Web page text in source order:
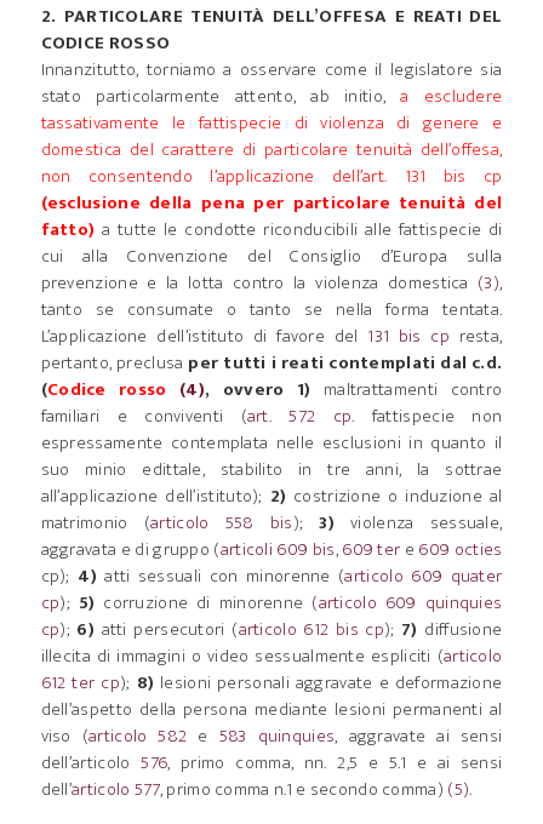
2. PARTICOLARE TENUITÀ DELL’OFFESA E REATI DEL
CODICE ROSSO
Innanzitutto, torniamo a osservare come il legislatore sia
stato particolarmente attento, ab initio,a escludere
tassativamente le fattispecie di violenza di genere e
domestica del carattere di particolare tenuità dell’offesa,
non consentendo l’applicazione dell’art. 131 bis cp
(esclusione della pena per particolare tenuità del
fatto) a tutte le condotte riconducibili alle fattispecie di
cui alla Convenzione del Consiglio d’Europa sulla
prevenzione e la lotta contro la violenza domestica (3),
tanto se consumate o tanto se nella forma tentata.
L’applicazione dell’istituto di favore del 131 bis cp resta,
pertanto, preclusa per tutti i reati contemplati dal c.d.
(Codice rosso (4), ovvero 1) maltrattamenti contro
familiari e conviventi (art. 572 cp. fattispecie non
espressamente contemplata nelle esclusioni in quanto il
suo minio edittale, stabilito in tre anni, la sottrae
all’applicazione dell’istituto); 2) costrizione o induzione al
matrimonio (articolo 558 bis); 3) violenza sessuale,
aggravata e di gruppo (articoli 609 bis,609 ter e 609 octies
cp); 4) atti sessuali con minorenne (articolo 609 quater
cp); 5) corruzione di minorenne (articolo 609 quinquies
cp); 6) atti persecutori (articolo 612 bis cp); 7) diffusione
illecita di immagini o video sessualmente espliciti (articolo
612 ter cp); 8) lesioni personali aggravate e deformazione
dell’aspetto della persona mediante lesioni permanenti al
viso (articolo 582 e 583 quinquies, aggravate ai sensi
dell’articolo576, primo comma, nn. 2,5 e 5.1 e ai sensi
dell’articolo 577, primo comma n.1 e secondo comma) (5).